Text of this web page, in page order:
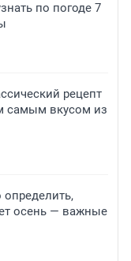
по погоде 7
рецепт
самым вкусом из
определить,
осень — важные